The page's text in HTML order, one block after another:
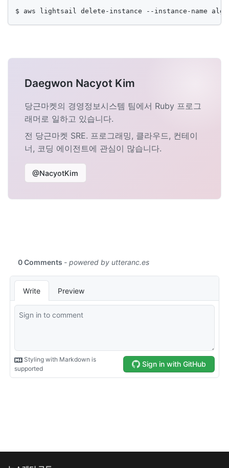
$ aws lightsail delete-instance --instance-name
Daegwon Nacyot Kim
당근마켓의 경영정보시스템 팀에서 Ruby 프로그
래머로 일하고 있습니다.
전 당근마켓 SRE. 프로그래밍, 클라우드, 컨테이
너, 코딩 에이전트에 관심이 많습니다.
@NacyotKim